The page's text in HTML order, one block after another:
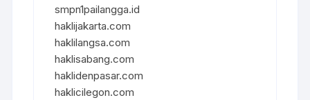
smpn1pailangga.id
haklijakarta.com
haklilangsa.com
haklisabang.com
haklidenpasar.com
haklicilegon.com